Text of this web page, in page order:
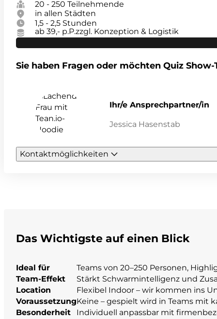
Das Wichtigste auf einen Blick
Ideal für
Teams von 20–250 Personen,
Team-Effekt
Stärkt Schwarmintelligenz und
Location
Flexibel Indoor – wir kommen ins
VoraussetzungKeine – gespielt wird in Teams mit
Besonderheit
Individuell anpassbar mit
20 - 250 Teilnehmende
in allen Städten
1,5 - 2,5 Stunden
ab 39,- p.P.zzgl. Konzeption & Logistik
Sie haben Fragen oder möchten Quiz
Ihr/e Ansprechpartner/in
Jessica Hasenstab
Kontaktmöglichkeiten